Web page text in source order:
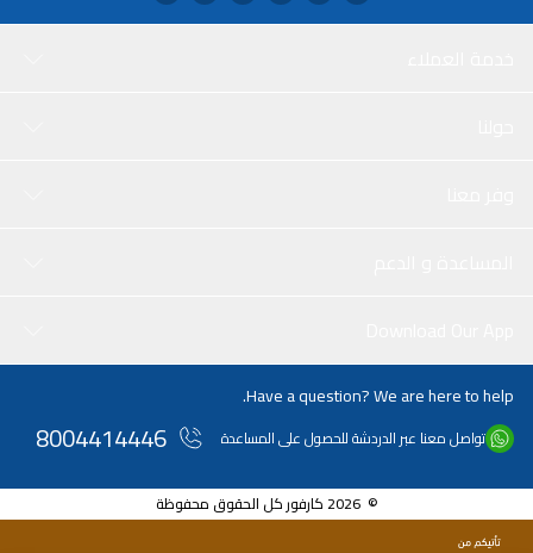
Have a question? We are here to help.
تواصل معنا عبر الدردشة للحصول على المساعدة 8004414446
© 2026 كارفور كل الحقوق محفوظة